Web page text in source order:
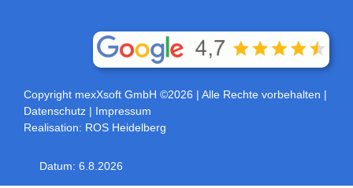
Copyright mexXsoft GmbH ©2026 | Alle Rechte vorbehalten |
Datenschutz | Impressum
Realisation: ROS Heidelberg
Datum: 6.8.2026